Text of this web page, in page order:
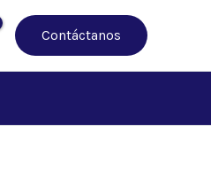
Contáctanos